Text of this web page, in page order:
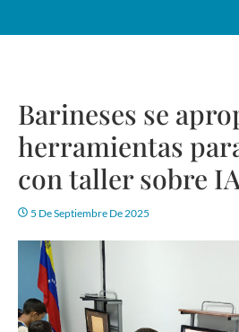
Barineses se
herramientas
con taller sobre IA
5 De Septiembre De 2025